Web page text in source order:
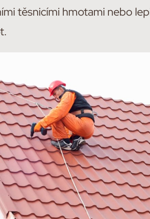
těsnicími hmotami nebo